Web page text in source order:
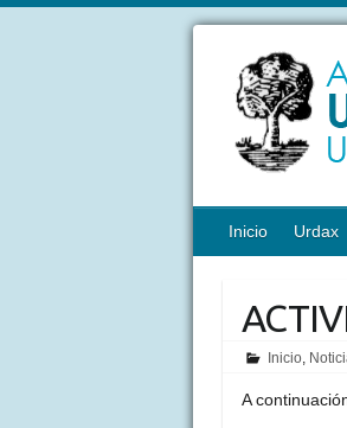
Inicio Urdax
Inicio,
A